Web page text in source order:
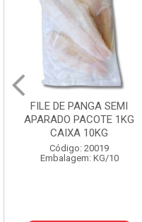
FILE DE PANGA SEMI
APARADO PACOTE 1KG
CAIXA 10KG
Código: 20019
Embalagem: KG/10